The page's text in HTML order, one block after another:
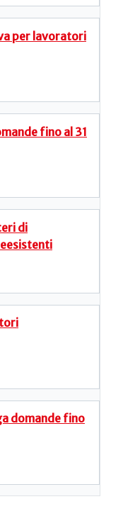
per lavoratori
fino al 31
di
domande fino